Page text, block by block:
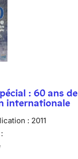
: 60 ans de
internationale
: 2011